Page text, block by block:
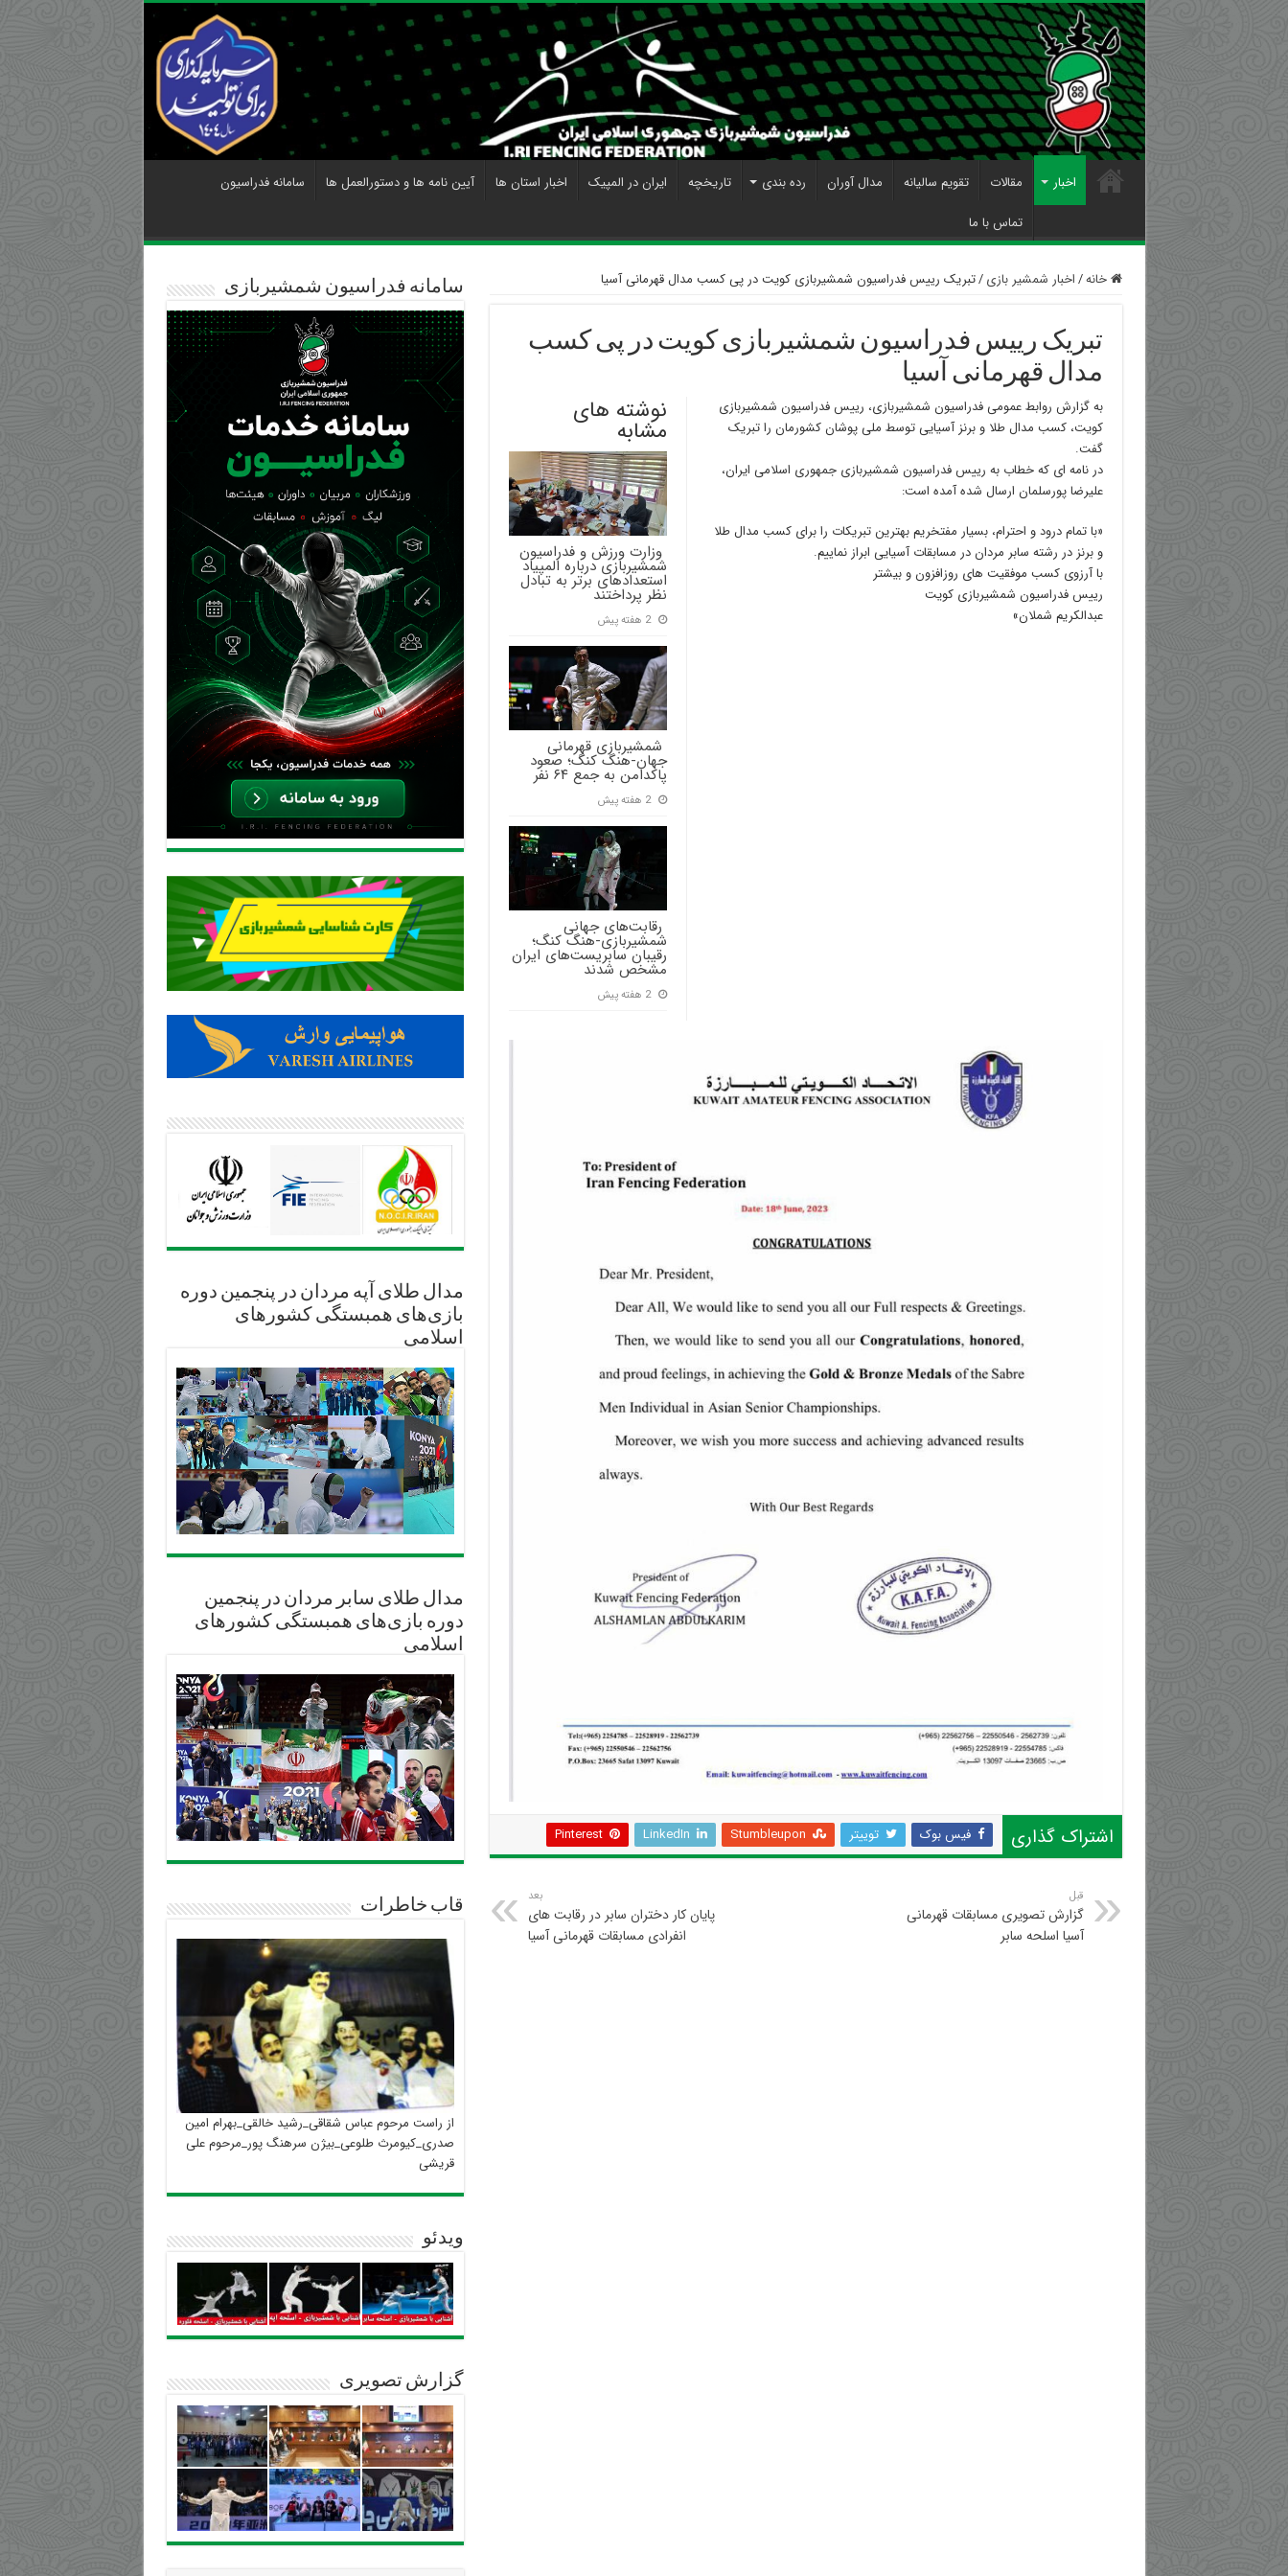
اخبار مقالات تقویم سالیانه مدال آوران رده بندی تاریخچه ایران در المپیک اخبار استان ها آیین نامه ها و دستورالعمل ها
سامانه فدراسیون
تماس با ما
خانه/اخبار شمشیر بازی /تبریک رییس فدراسیون شمشیربازی کویت در پی کسب مدال قهرمانی آسیا
تبریک رییس فدراسیون شمشیربازی کویت در پی کسب
مدال قهرمانی آسیا
نوشته های
مشابه
‍ وزارت ورزش و فدراسیون
شمشیربازی درباره المپیاد
استعدادهای برتر به تبادل
نظر پرداختند
2 هفته پیش
‍ شمشیربازی قهرمانی
جهان-هنگ کنگ؛ صعود
پاکدامن به جمع ۶۴ نفر
2 هفته پیش
‍ رقابت‌های جهانی
شمشیربازی-هنگ کنگ؛
رقیبان سابریست‌های ایران
مشخص شدند
2 هفته پیش
به گزارش روابط عمومی فدراسیون شمشیربازی، رییس فدراسیون شمشیربازی
کویت، کسب مدال طلا و برنز آسیایی توسط ملی پوشان کشورمان را تبریک
گفت.
در نامه ای که خطاب به رییس فدراسیون شمشیربازی جمهوری اسلامی ایران،
علیرضا پورسلمان ارسال شده آمده است:
«با تمام درود و احترام، بسیار مفتخریم بهترین تبریکات را برای کسب مدال طلا
و برنز در رشته سابر مردان در مسابقات آسیایی ابراز نماییم.
با آرزوی کسب موفقیت های روزافزون و بیشتر
رییس فدراسیون شمشیربازی کویت
عبدالکریم شملان»
اشتراک گذاری فیس بوک توییتر Stumbleupon
LinkedIn
Pinterest
قبل
گزارش تصویری مسابقات قهرمانی
آسیا اسلحه سابر
بعد
پایان کار دختران سابر در رقابت های
انفرادی مسابقات قهرمانی آسیا
سامانه فدراسیون شمشیربازی
مدال طلای آپه مردان در پنجمین دوره
بازی‌های همبستگی کشورهای
اسلامی
مدال طلای سابر مردان در پنجمین
دوره بازی‌های همبستگی کشورهای
اسلامی
قاب خاطرات
از راست مرحوم عباس شقاقی_رشید خالقی_بهرام امین
صدری_کیومرث طلوعی_بیژن سرهنگ پور_مرحوم علی
قریشی
ویدئو
گزارش تصویری